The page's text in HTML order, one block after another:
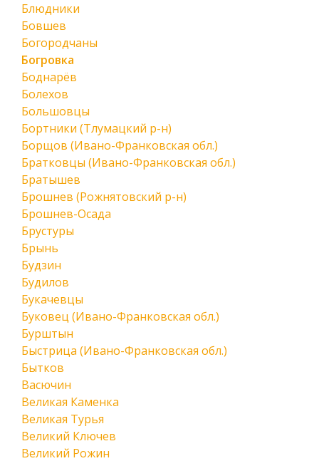
Блюдники
Бовшев
Богородчаны
Богровка
Боднарёв
Болехов
Большовцы
Бортники (Тлумацкий р-н)
Борщов (Ивано-Франковская обл.)
Братковцы (Ивано-Франковская обл.)
Братышев
Брошнев (Рожнятовский р-н)
Брошнев-Осада
Брустуры
Брынь
Будзин
Будилов
Букачевцы
Буковец (Ивано-Франковская обл.)
Бурштын
Быстрица (Ивано-Франковская обл.)
Бытков
Васючин
Великая Каменка
Великая Турья
Великий Ключев
Великий Рожин